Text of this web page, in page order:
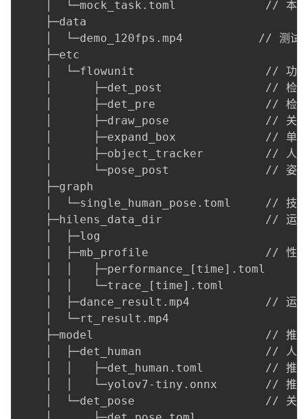
│  └─mock_task.toml             // 本地模
    ├─data
│  └─demo_120fps.mp4           // 测试
    ├─etc
│  └─flowunit                   // 功能
│      ├─det_post               // 检测
│      ├─det_pre                // 检测
│      ├─draw_pose              // 关键
│      ├─expand_box             // 单人
│      ├─object_tracker         // 人形
│      └─pose_post              // 姿态
    ├─graph
│  └─single_human_pose.toml     // 技能
├─hilens_data_dir               // 运行
    │  ├─log
│  ├─mb_profile                 // 性能
    │  │   ├─performance_
[ time] .toml
    │  │   └─trace_
[ time] .toml
│  ├─dance_result.mp4           // 运行
    │  └─rt_result.mp4
├─model                         // 推理
│  ├─det_human                  // 人形
│  │   ├─det_human.toml         // 推理
│  │   └─yolov7-tiny.onnx       // 推理
│  └─det_pose                   // 关键